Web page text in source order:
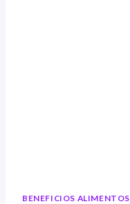
BENEFICIOS ALIMENTOS